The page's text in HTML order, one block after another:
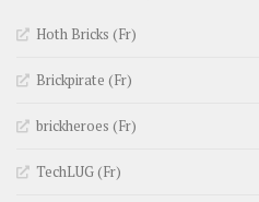
Hoth Bricks (Fr)
Brickpirate (Fr)
brickheroes (Fr)
TechLUG (Fr)